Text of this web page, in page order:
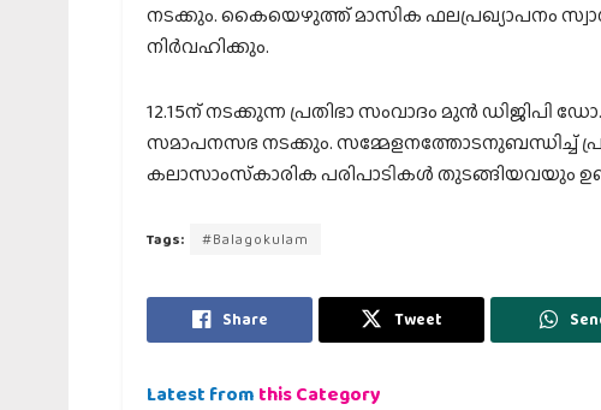
നടക്കും. കൈയെഴുത്ത് മാസിക ഫലപ്രഖ്യാപനം
നിര്‍വഹിക്കും.
12.15ന് നടക്കുന്ന പ്രതിഭാ സംവാദം മുന്‍ ഡിജിപി
സമാപനസഭ നടക്കും. സമ്മേളനത്തോടനുബന്ധിച്ച്
കലാസാംസ്‌കാരിക പരിപാടികള്‍ തുടങ്ങിയവയും
Tags: #Balagokulam
Share Tweet
Latest from this Category